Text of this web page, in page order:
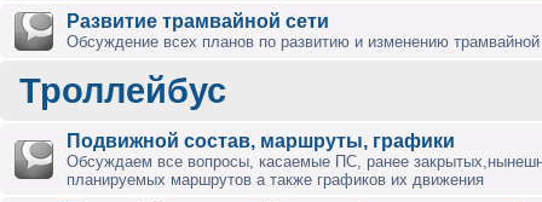
Развитие трамвайной сети
Обсуждение всех планов по развитию и изменению трамвайной
Троллейбус
Подвижной состав, маршруты, графики
Обсуждаем все вопросы, касаемые ПС, ранее
планируемых маршрутов а также графиков их движения